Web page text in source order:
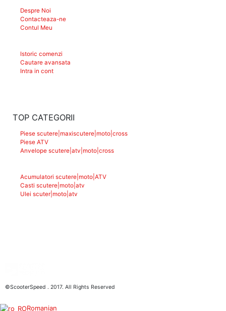
Despre Noi
Contacteaza-ne
Contul Meu
Istoric comenzi
Cautare avansata
Intra in cont
TOP CATEGORII
Piese scutere|maxiscutere|moto|cross
Piese ATV
Anvelope scutere|atv|moto|cross
Acumulatori scutere|moto|ATV
Casti scutere|moto|atv
Ulei scuter|moto|atv
©ScooterSpeed . 2017. All Rights Reserved
Romanian